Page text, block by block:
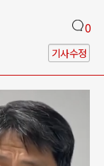
0
기사수정